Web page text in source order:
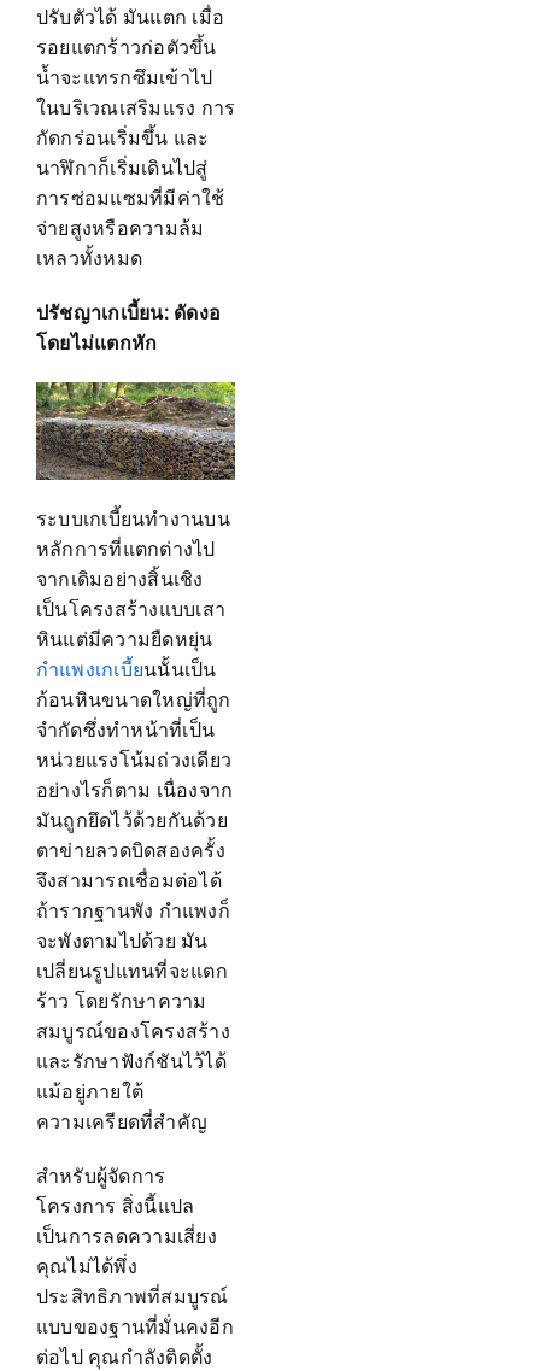
ปรับตัวได้ มันแตก เมื่อ
รอยแตกร้าวก่อตัวขึ้น
น้ำจะแทรกซึมเข้าไป
ในบริเวณเสริมแรง การ
กัดกร่อนเริ่มขึ้น และ
นาฬิกาก็เริ่มเดินไปสู่
การซ่อมแซมที่มีค่าใช้
จ่ายสูงหรือความล้ม
เหลวทั้งหมด
ปรัชญาเกเบี้ยน: ดัดงอ
โดยไม่แตกหัก
ระบบเกเบี้ยนทำงานบน
หลักการที่แตกต่างไป
จากเดิมอย่างสิ้นเชิง
เป็นโครงสร้างแบบเสา
หินแต่มีความยืดหยุ่น
กำแพงเกเบี้ยนนั้นเป็น
ก้อนหินขนาดใหญ่ที่ถูก
จำกัดซึ่งทำหน้าที่เป็น
หน่วยแรงโน้มถ่วงเดียว
อย่างไรก็ตาม เนื่องจาก
มันถูกยึดไว้ด้วยกันด้วย
ตาข่ายลวดบิดสองครั้ง
จึงสามารถเชื่อมต่อได้
ถ้ารากฐานพัง กำแพงก็
จะพังตามไปด้วย มัน
เปลี่ยนรูปแทนที่จะแตก
ร้าว โดยรักษาความ
สมบูรณ์ของโครงสร้าง
และรักษาฟังก์ชันไว้ได้
แม้อยู่ภายใต้
ความเครียดที่สำคัญ
สำหรับผู้จัดการ
โครงการ สิ่งนี้แปล
เป็นการลดความเสี่ยง
คุณไม่ได้พึ่ง
ประสิทธิภาพที่สมบูรณ์
แบบของฐานที่มั่นคงอีก
ต่อไป คุณกำลังติดตั้ง